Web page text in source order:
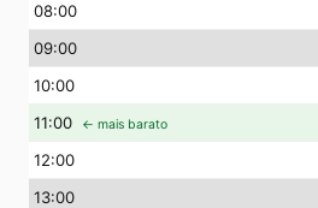
08:00
09:00
10:00
11:00 ← mais barato
12:00
13:00